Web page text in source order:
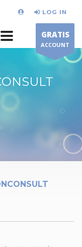
LOG IN
GRATIS
ACCOUNT